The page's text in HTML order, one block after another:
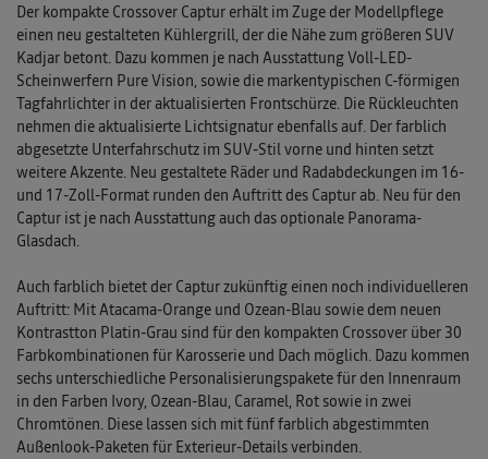
Der kompakte Crossover Captur erhält im Zuge der Modellpflege
einen neu gestalteten Kühlergrill, der die Nähe zum größeren SUV
Kadjar betont. Dazu kommen je nach Ausstattung Voll-LED-
Scheinwerfern Pure Vision, sowie die markentypischen C-förmigen
Tagfahrlichter in der aktualisierten Frontschürze. Die Rückleuchten
nehmen die aktualisierte Lichtsignatur ebenfalls auf. Der farblich
abgesetzte Unterfahrschutz im SUV-Stil vorne und hinten setzt
weitere Akzente. Neu gestaltete Räder und Radabdeckungen im 16-
und 17-Zoll-Format runden den Auftritt des Captur ab. Neu für den
Captur ist je nach Ausstattung auch das optionale Panorama-
Glasdach.
Auch farblich bietet der Captur zukünftig einen noch individuelleren
Auftritt: Mit Atacama-Orange und Ozean-Blau sowie dem neuen
Kontrastton Platin-Grau sind für den kompakten Crossover über 30
Farbkombinationen für Karosserie und Dach möglich. Dazu kommen
sechs unterschiedliche Personalisierungspakete für den Innenraum
in den Farben Ivory, Ozean-Blau, Caramel, Rot sowie in zwei
Chromtönen. Diese lassen sich mit fünf farblich abgestimmten
Außenlook-Paketen für Exterieur-Details verbinden.